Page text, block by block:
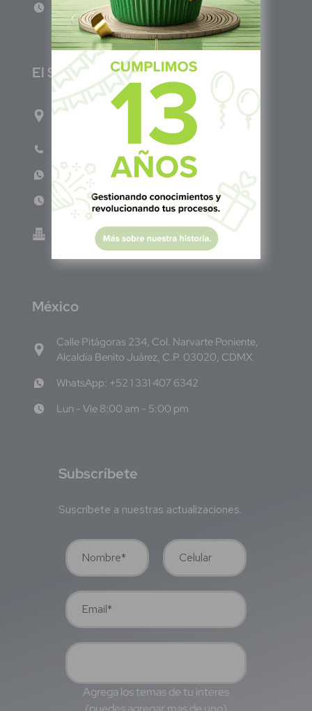
Lun - Vie 8:00am - 5:00pm
El Salvador
1ro Cll Pte, y 61 Av Nte, #3206, Local 9, San
Teléfono: +503 6986 1402
WhatsApp: +503 7687 3923
Lun - Vie 8:00am - 5:00pm
Green Know S.A de C.V - El Salvador 0614-
220118-102-0
México
Calle Pitágoras 234, Col. Narvarte Poniente,
Alcaldía Benito Juárez, C.P. 03020, CDMX
WhatsApp: +52 1 331 407 6342
Lun - Vie 8:00 am - 5:00 pm
Subscríbete
Suscríbete a nuestras actualizaciones.
Agrega los temas de tu interes